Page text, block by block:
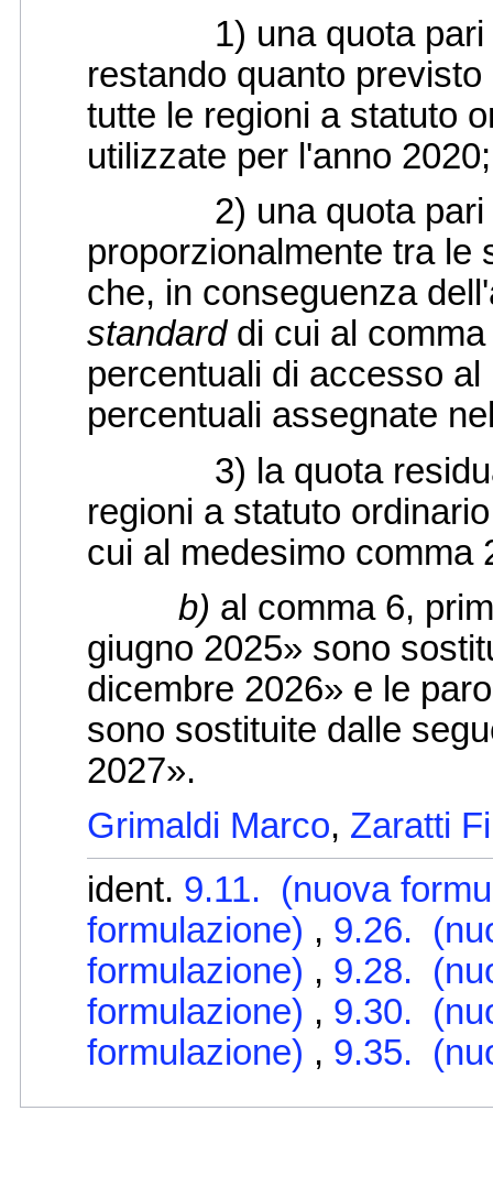
1) una quota pari a
restando quanto
tutte le regioni a statuto
utilizzate per l'anno 2020;
2) una quota pari a
proporzionalmente tra le
che, in conseguenza
standard di cui al
percentuali di accesso
percentuali assegnate
3) la quota residua
regioni a statuto
cui al medesimo comma
b) al comma 6,
giugno 2025» sono
dicembre 2026» e le
sono sostituite dalle
2027».
Grimaldi Marco, Zaratti
ident. 9.11. (nuova
formulazione) , 9.26.
formulazione) , 9.28.
formulazione) , 9.30.
formulazione) , 9.35.